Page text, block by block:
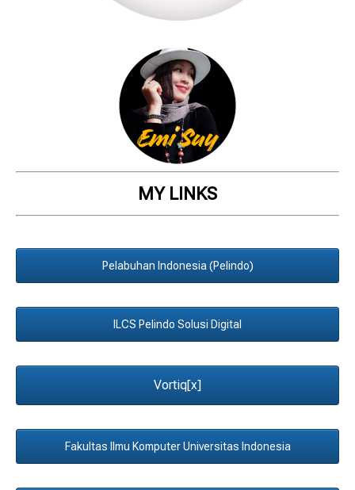
MY LINKS
Pelabuhan Indonesia (Pelindo)
ILCS Pelindo Solusi Digital
Vortiq[x]
Fakultas Ilmu Komputer Universitas Indonesia